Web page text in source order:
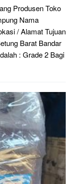
Produsen Toko
Nama
/ Alamat Tujuan
Barat Bandar
: Grade 2 Bagi